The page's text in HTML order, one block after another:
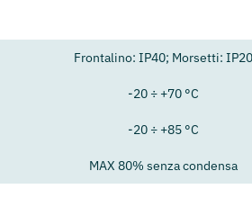
Frontalino: IP40; Morsetti: IP20
-20 ÷ +70 °C
-20 ÷ +85 °C
MAX 80% senza condensa